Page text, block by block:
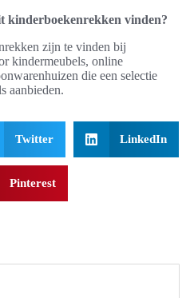
kinderboekenrekken vinden?
zijn te vinden bij
kindermeubels, online
die een selectie
aanbieden.
Twitter LinkedIn
Pinterest